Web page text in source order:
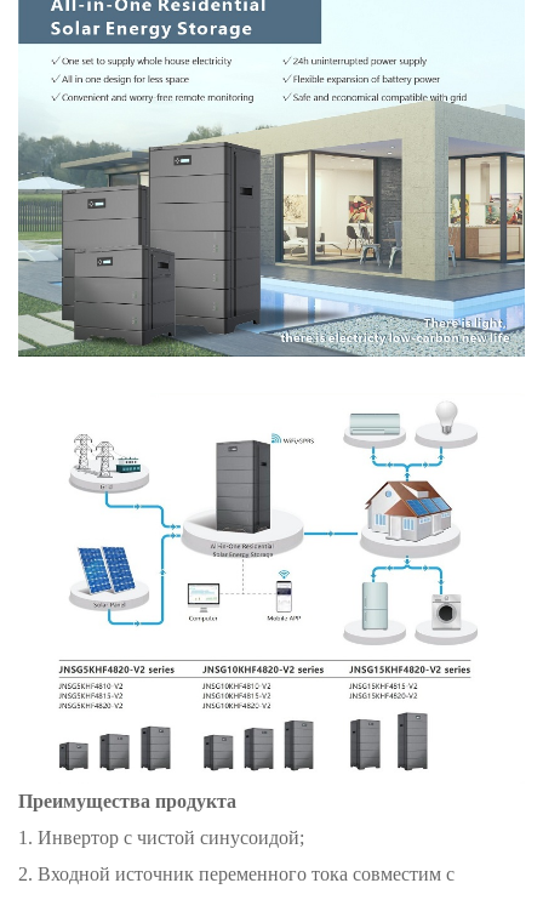
Преимущества продукта
1. Инвертор с чистой синусоидой;
2. Входной источник переменного тока совместим с